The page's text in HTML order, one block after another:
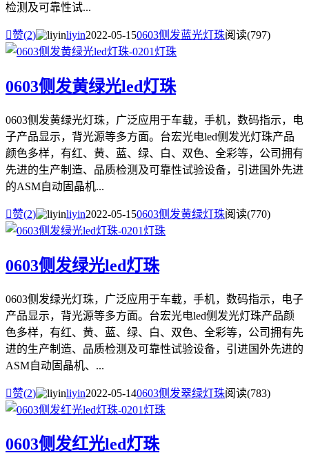
检测及可靠性试...
赞(2) liyin2022-05-150603侧发蓝光灯珠阅读(797)
0603侧发黄绿光led灯珠
0603侧发黄绿光灯珠，广泛应用于车载，手机，数码指示，电
子产品显示，背光源等多方面。台宏光电led侧发光灯珠产品
颜色多样，有红、黄、蓝、绿、白、双色、全彩等，公司拥有
先进的生产制造、品质检测及可靠性试验设备，引进国外先进
的ASM自动固晶机...
赞(2) liyin2022-05-150603侧发黄绿灯珠阅读(770)
0603侧发绿光led灯珠
0603侧发绿光灯珠，广泛应用于车载，手机，数码指示，电子
产品显示，背光源等多方面。台宏光电led侧发光灯珠产品颜
色多样，有红、黄、蓝、绿、白、双色、全彩等，公司拥有先
进的生产制造、品质检测及可靠性试验设备，引进国外先进的
ASM自动固晶机、...
赞(2) liyin2022-05-140603侧发翠绿灯珠阅读(783)
0603侧发红光led灯珠